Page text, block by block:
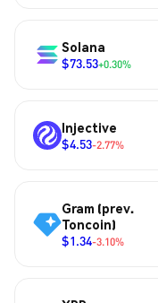
Solana
$73.53+0.30%
Injective
$4.53-2.77%
Gram (prev.
Toncoin)
$1.34-3.10%